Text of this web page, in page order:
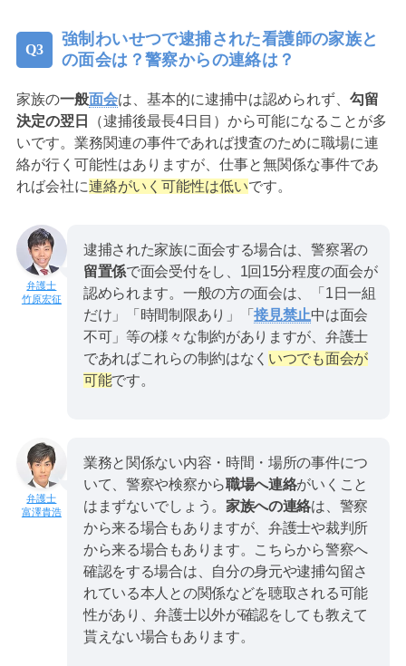
強制わいせつで逮捕された看護師の家族と
の面会は？警察からの連絡は？
家族の一般面会は、基本的に逮捕中は認められず、 勾留
決定の翌日
（逮捕後最長4日目）から可能になることが多
いです。業務関連の事件であれば捜査のために職場に連
絡が行く可能性はありますが、仕事と無関係な事件であ
れば会社に連絡がいく可能性は低いです。
竹原宏征
逮捕された家族に面会する場合は、警察署の
留置係で面会受付をし、1回15分程度の面会が
認められます。一般の方の面会は、「1日一組
だけ」「時間制限あり」「接見禁止中は面会
不可」等の様々な制約がありますが、弁護士
であればこれらの制約はなく いつでも面会が
可能です。
富澤貴浩
業務と関係ない内容・時間・場所の事件につ
いて、警察や検察から職場へ連絡がいくこと
はまずないでしょう。 家族への連絡は、警察
から来る場合もありますが、弁護士や裁判所
から来る場合もあります。こちらから警察へ
確認をする場合は、自分の身元や逮捕勾留さ
れている本人との関係などを聴取される可能
性があり、弁護士以外が確認をしても教えて
貰えない場合もあります。